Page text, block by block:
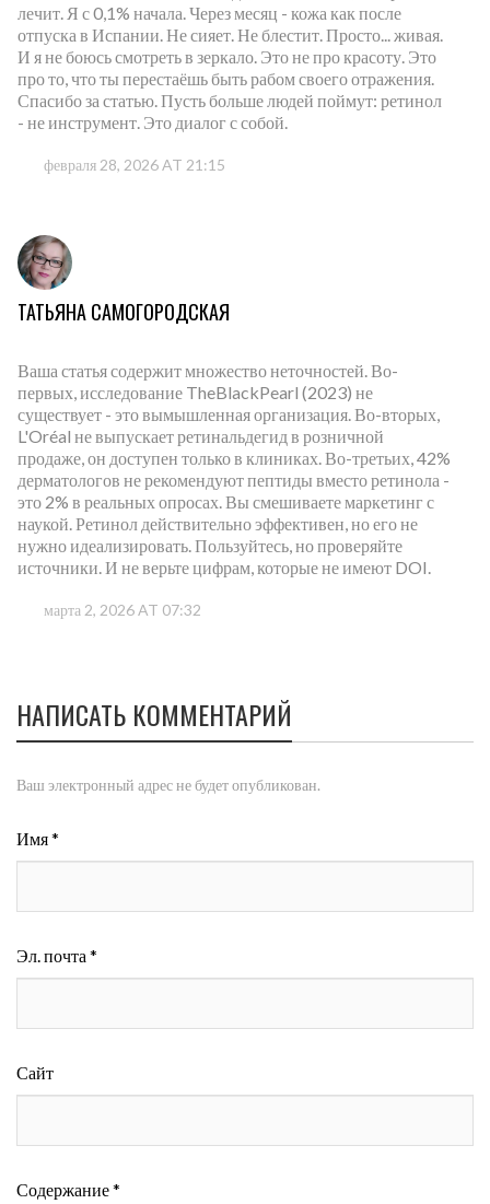
лечит. Я с 0,1% начала. Через месяц - кожа как после
отпуска в Испании. Не сияет. Не блестит. Просто... живая.
И я не боюсь смотреть в зеркало. Это не про красоту. Это
про то, что ты перестаёшь быть рабом своего отражения.
Спасибо за статью. Пусть больше людей поймут: ретинол
- не инструмент. Это диалог с собой.
февраля 28, 2026 AT 21:15
ТАТЬЯНА САМОГОРОДСКАЯ
Ваша статья содержит множество неточностей. Во-
первых, исследование TheBlackPearl (2023) не
существует - это вымышленная организация. Во-вторых,
L'Oréal не выпускает ретинальдегид в розничной
продаже, он доступен только в клиниках. Во-третьих, 42%
дерматологов не рекомендуют пептиды вместо ретинола -
это 2% в реальных опросах. Вы смешиваете маркетинг с
наукой. Ретинол действительно эффективен, но его не
нужно идеализировать. Пользуйтесь, но проверяйте
источники. И не верьте цифрам, которые не имеют DOI.
марта 2, 2026 AT 07:32
НАПИСАТЬ КОММЕНТАРИЙ
Ваш электронный адрес не будет опубликован.
Имя *
Эл. почта *
Сайт
Содержание *